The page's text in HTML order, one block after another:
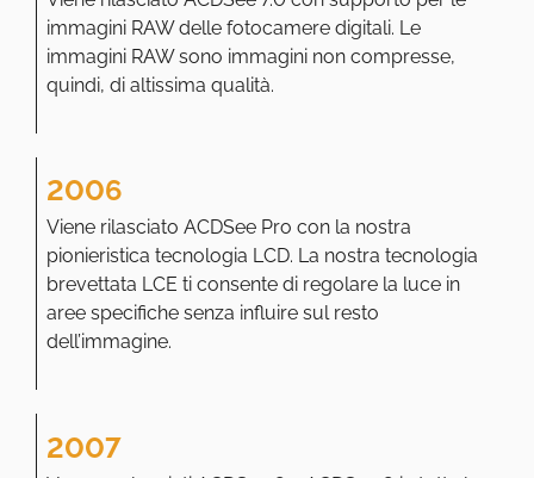
immagini RAW delle fotocamere digitali. Le
immagini RAW sono immagini non compresse,
quindi, di altissima qualità.
2006
Viene rilasciato ACDSee Pro con la nostra
pionieristica tecnologia LCD. La nostra tecnologia
brevettata LCE ti consente di regolare la luce in
aree specifiche senza influire sul resto
dell’immagine.
2007